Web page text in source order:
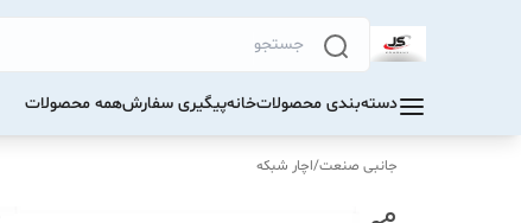
دسته‌بندی محصولاتخانهپیگیری سفارشهمه محصولات
جانبی صنعت/اچار شبکه